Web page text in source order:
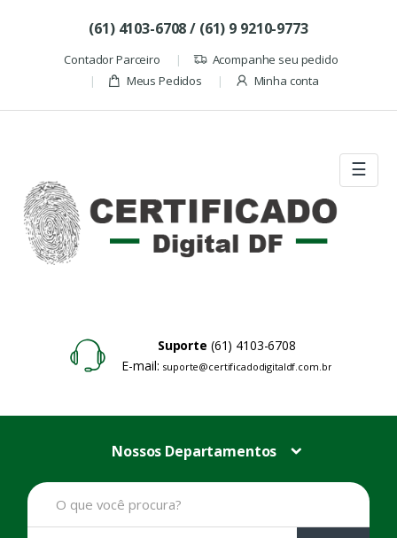
(61) 4103-6708 / (61) 9 9210-9773
Contador Parceiro
Acompanhe seu pedido
Meus Pedidos
Minha conta
☰
Suporte (61) 4103-6708
E-mail: suporte@certificadodigitaldf.com.br
Nossos Departamentos
B
u